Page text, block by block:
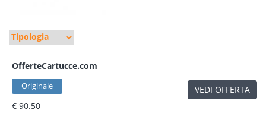
OfferteCartucce.com
Originale
€ 90.50
VEDI OFFERTA